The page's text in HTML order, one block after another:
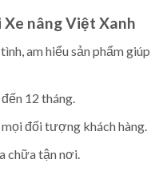
nâng Việt Xanh
am hiểu sản phẩm giúp
12 tháng.
đối tượng khách hàng.
chữa tận nơi.